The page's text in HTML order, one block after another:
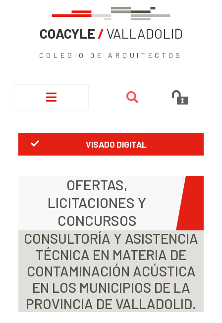
COACYLE / VALLADOLID
COLEGIO DE ARQUITECTOS
VISADO DIGITAL
OFERTAS,
LICITACIONES Y
CONCURSOS
CONSULTORÍA Y ASISTENCIA
TÉCNICA EN MATERIA DE
CONTAMINACIÓN ACÚSTICA
EN LOS MUNICIPIOS DE LA
PROVINCIA DE VALLADOLID.